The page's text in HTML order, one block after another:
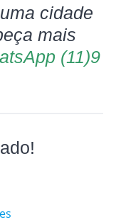
cidade
mais
(11)9